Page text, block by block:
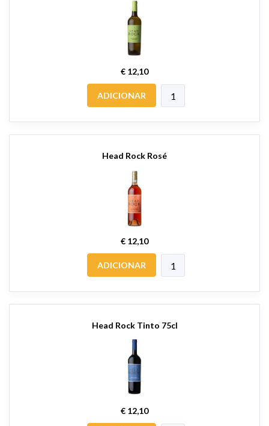
€ 12,10
ADICIONAR
Head Rock Rosé
€ 12,10
ADICIONAR
Head Rock Tinto 75cl
€ 12,10